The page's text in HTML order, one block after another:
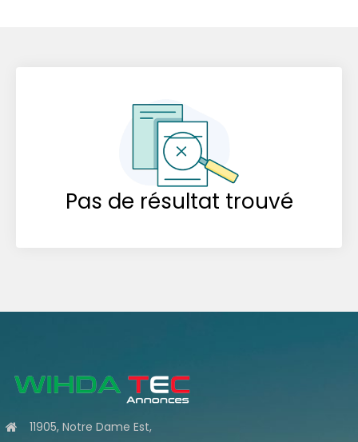
Pas de résultat trouvé
11905, Notre Dame Est,